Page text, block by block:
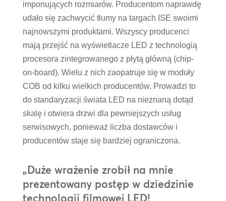
imponujących rozmiarów. Producentom naprawdę
udało się zachwycić tłumy na targach ISE swoimi
najnowszymi produktami. Wszyscy producenci
mają przejść na wyświetlacze LED z technologią
procesora zintegrowanego z płytą główną (chip-
on-board). Wielu z nich zaopatruje się w moduły
COB od kilku wielkich producentów. Prowadzi to
do standaryzacji świata LED na nieznaną dotąd
skalę i otwiera drzwi dla pewniejszych usług
serwisowych, ponieważ liczba dostawców i
producentów staje się bardziej ograniczona.
„Duże wrażenie zrobił na mnie
prezentowany postęp w dziedzinie
technologii filmowej LED!